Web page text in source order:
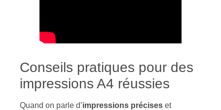
Conseils pratiques pour des
impressions A4 réussies
Quand on parle d’impressions précises et